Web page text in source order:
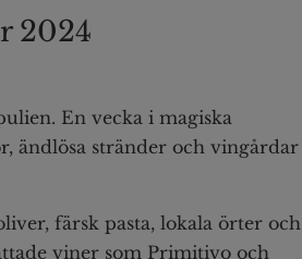
2024
En vecka i magiska
ändlösa stränder och vingårdar
färsk pasta, lokala örter och
viner som Primitivo och